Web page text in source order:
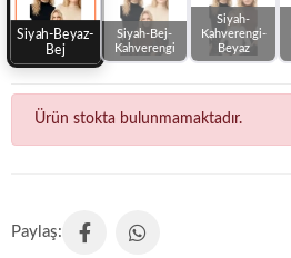
Siyah-Beyaz-
Bej
Siyah-Bej-
Kahverengi
Siyah-
Kahverengi-
Beyaz
Ürün stokta bulunmamaktadır.